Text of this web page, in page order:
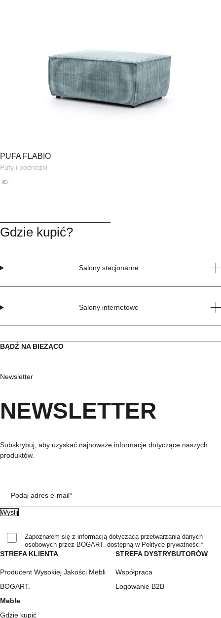
PUFA FLABIO
Pufy i podnóżki
Gdzie kupić?
Salony stacjonarne
Salony internetowe
STREFA KLIENTA
Producent Wysokiej Jakości Mebli
BOGART.
Meble
Gdzie kupić
STREFA DYSTRYBUTORÓW
Współpraca
Logowanie B2B
BĄDŹ NA BIEŻĄCO
Newsletter
NEWSLETTER
Subskrybuj, aby uzyskać najnowsze informacje dotyczące naszych
produktów.
Podaj adres e-mail*
Zapoznałem się z informacją dotyczącą przetwarzania danych
osobowych przez BOGART. dostępną w Polityce prywatności*